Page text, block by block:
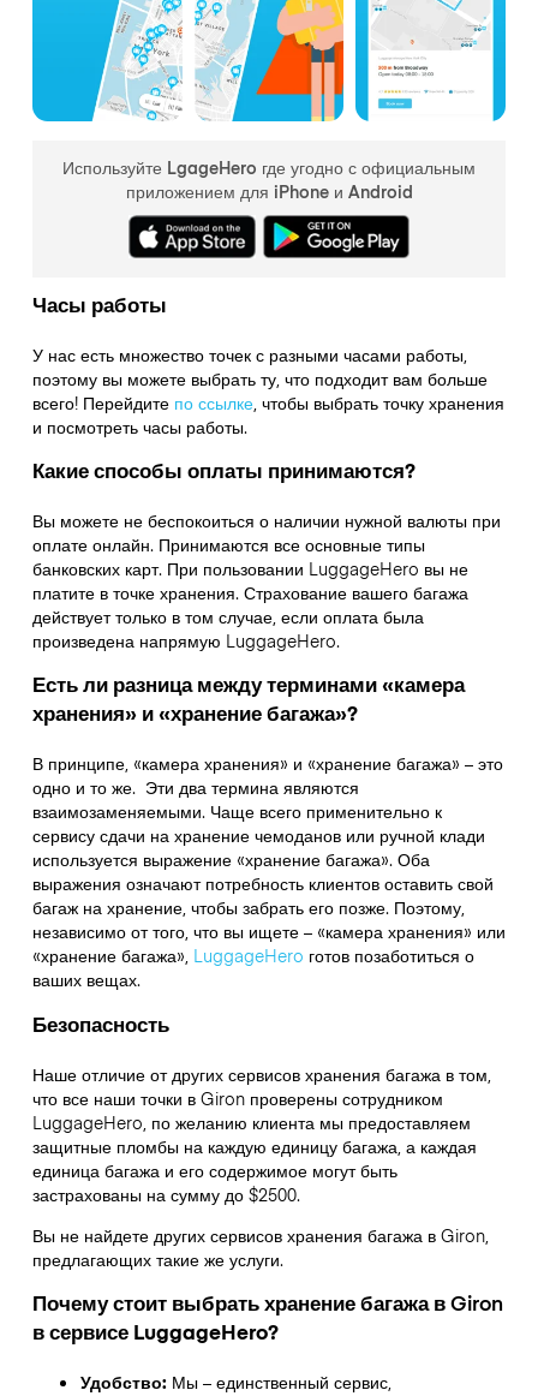
Используйте LgageHero где угодно с официальным
приложением для iPhone и Android
Часы работы
У нас есть множество точек с разными часами работы,
поэтому вы можете выбрать ту, что подходит вам больше
всего! Перейдите по ссылке, чтобы выбрать точку хранения
и посмотреть часы работы.
Какие способы оплаты принимаются?
Вы можете не беспокоиться о наличии нужной валюты при
оплате онлайн. Принимаются все основные типы
банковских карт. При пользовании LuggageHero вы не
платите в точке хранения. Страхование вашего багажа
действует только в том случае, если оплата была
произведена напрямую LuggageHero.
Есть ли разница между терминами «камера
хранения» и «хранение багажа»?
В принципе, «камера хранения» и «хранение багажа» – это
одно и то же. Эти два термина являются
взаимозаменяемыми. Чаще всего применительно к
сервису сдачи на хранение чемоданов или ручной клади
используется выражение «хранение багажа». Оба
выражения означают потребность клиентов оставить свой
багаж на хранение, чтобы забрать его позже. Поэтому,
независимо от того, что вы ищете – «камера хранения» или
«хранение багажа»,LuggageHero готов позаботиться о
ваших вещах.
Безопасность
Наше отличие от других сервисов хранения багажа в том,
чтовсе наши точки в Gironпроверены сотрудником
LuggageHero, по желанию клиента мы предоставляем
защитные пломбы на каждую единицу багажа, а каждая
единица багажа и его содержимое могут быть
застрахованы на сумму до $2500.
Вы не найдете других сервисов хранения багажа в Giron,
предлагающих такие же услуги.
Почему стоит выбрать хранение багажа вGiron
в сервисе LuggageHero?
Удобство: Мы – единственный сервис,